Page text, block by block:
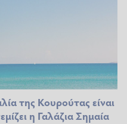
της Κουρούτας είναι
η Γαλάζια Σημαία